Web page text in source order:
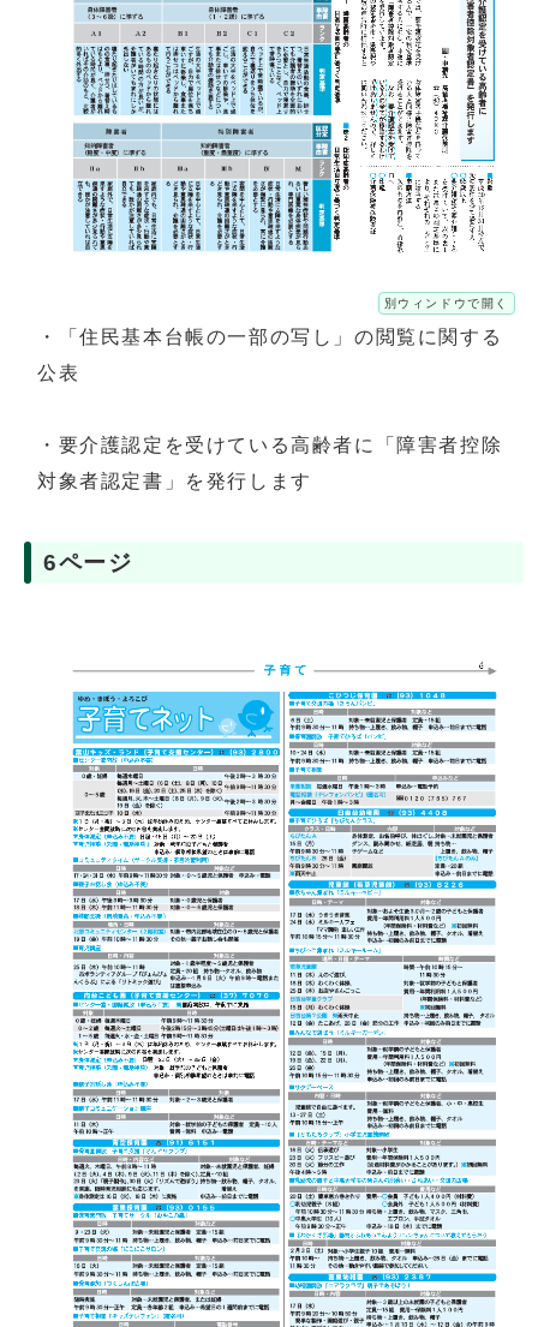
別ウィンドウで開く
・「住民基本台帳の一部の写し」の閲覧に関する
公表
・要介護認定を受けている高齢者に「障害者控除
対象者認定書」を発行します
6ページ